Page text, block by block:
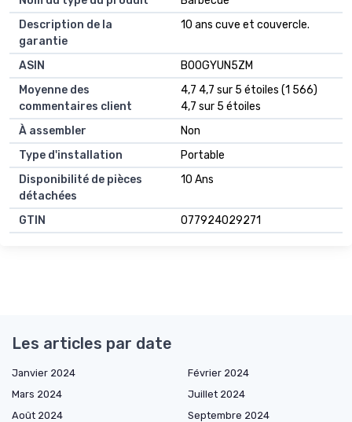
Description de la
garantie
10 ans cuve et couvercle.
ASIN
B00GYUN5ZM
Moyenne des
commentaires client
4,7 4,7 sur 5 étoiles (1 566)
4,7 sur 5 étoiles
À assembler
Non
Type d'installation
Portable
Disponibilité de pièces
détachées
10 Ans
GTIN 077924029271
Les articles par date
Janvier 2024
Février 2024
Mars 2024
Juillet 2024
Août 2024
Septembre 2024